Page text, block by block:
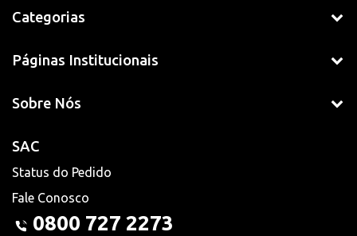
Categorias
Páginas Institucionais
Sobre Nós
SAC
Status do Pedido
Fale Conosco
0800 727 2273